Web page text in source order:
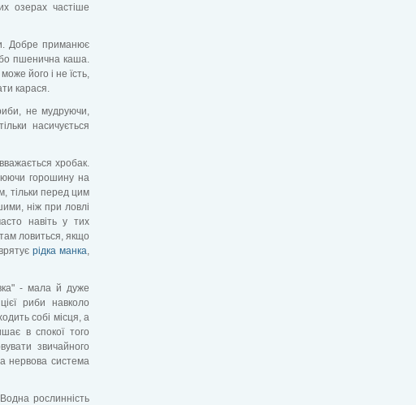
озерах частіше
Добре приманює
пшенична каша.
його і не їсть,
карася.
не мудруючи,
насичується
хробак.
горошину на
тільки перед цим
ніж при ловлі
навіть у тих
ловиться, якщо
рідка манка,
- мала й дуже
риби навколо
собі місця, а
в спокої того
звичайного
нервова система
рослинність